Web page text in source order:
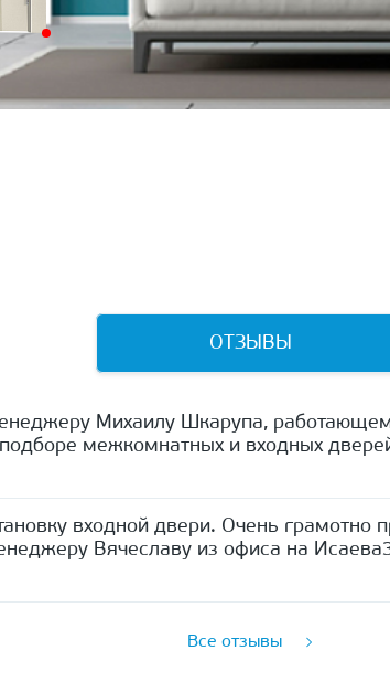
ОТЗЫВЫ
Михаилу Шкарупа,
межкомнатных и входных
входной двери. Очень
Вячеславу из офиса на
Все отзывы